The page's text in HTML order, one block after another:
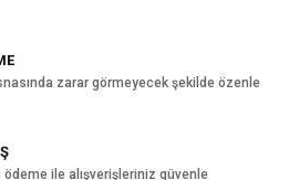
zarar görmeyecek şekilde özenle
ödeme ile alışverişleriniz güvenle